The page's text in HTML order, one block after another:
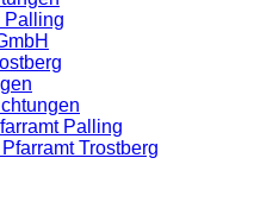
Palling
Palling
Trostberg